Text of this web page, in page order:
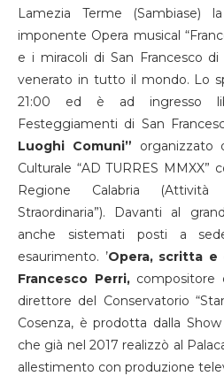
Lamezia Terme (Sambiase)
imponente Opera musical
e i miracoli di San Francesco
venerato in tutto il mondo. Lo
21:00 ed è ad ingresso
Festeggiamenti di San
Luoghi Comuni” organizzato
Culturale “AD TURRES MMXX”
Regione Calabria (Attività
Straordinaria”). Davanti al
anche sistemati posti a
esaurimento. ’Opera, scritta e
Francesco Perri,compositore
direttore del Conservatorio
Cosenza, è prodotta dalla
che già nel 2017 realizzò al
allestimento con produzione